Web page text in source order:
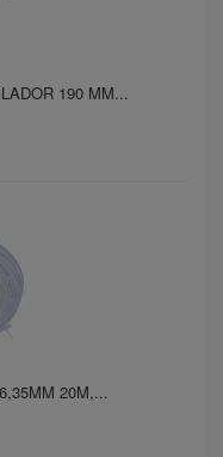
190 MM...
20M,...